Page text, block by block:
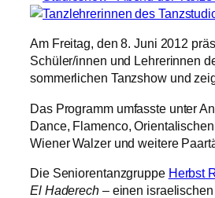
Am Freitag, den 8. Juni 2012
Schüler/innen und Lehrerinnen
sommerlichen Tanzshow und
Das Programm umfasste unter
Dance, Flamenco,
Wiener Walzer und weitere
Die Seniorentanzgruppe Herbst
El Haderech– einen israelischen